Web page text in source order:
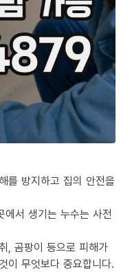
를 방지하고 집의 안전을
서 생기는 누수는 사전
, 곰팡이 등으로 피해가
이 무엇보다 중요합니다.